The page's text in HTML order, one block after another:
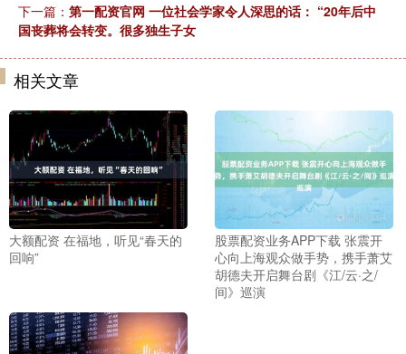
下一篇： 第一配资官网 一位社会学家令人深思的话： “20年后中
国丧葬将会转变。很多独生子女
相关文章
大额配资 在福地，听见“春天的
回响”
股票配资业务APP下载 张震开
心向上海观众做手势，携手萧艾
胡德夫开启舞台剧《江/云·之/
间》巡演